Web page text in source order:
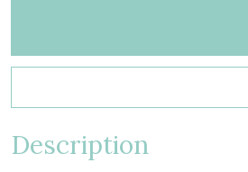
Description